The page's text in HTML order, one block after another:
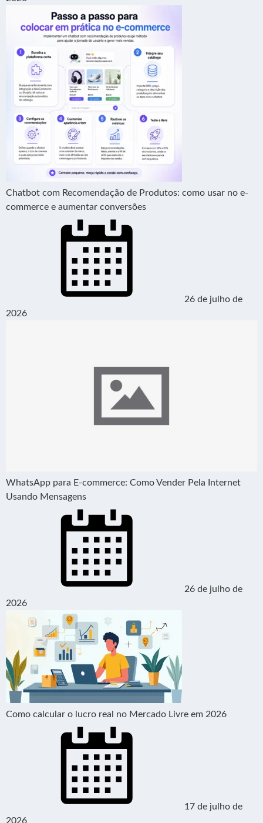
Chatbot com Recomendação de Produtos: como usar no e-
commerce e aumentar conversões
26 de julho de
2026
WhatsApp para E-commerce: Como Vender Pela Internet
Usando Mensagens
26 de julho de
2026
Como calcular o lucro real no Mercado Livre em 2026
17 de julho de
2026